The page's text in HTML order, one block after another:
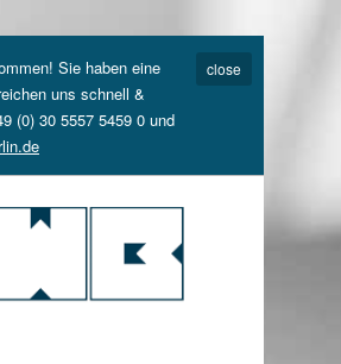
Sie haben eine
uns schnell &
(0) 30 5557 5459 0 und
close